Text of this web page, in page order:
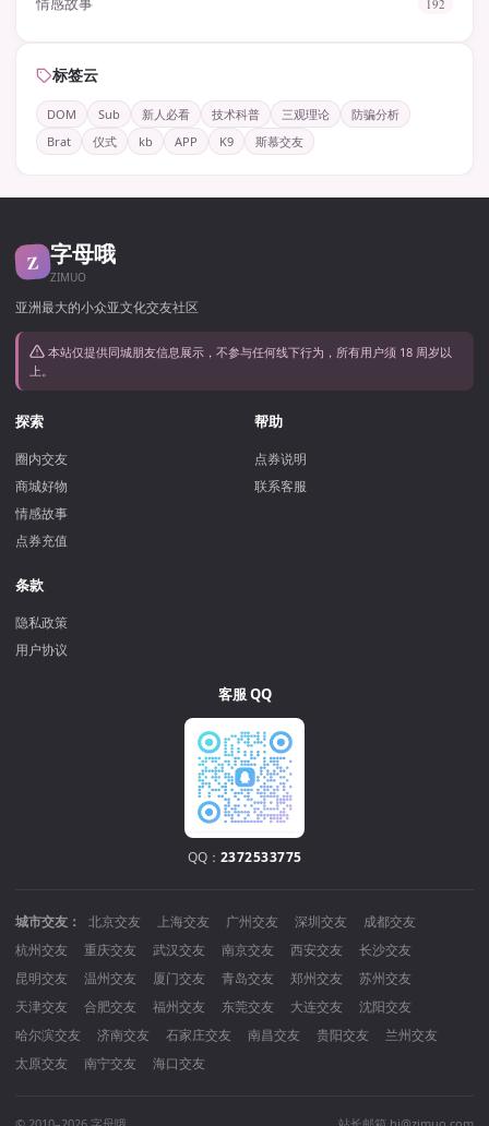
192
标签云
DOM Sub 新人必看 技术科普 三观理论
防骗分析
Brat
仪式 kb APP K9 斯慕交友
Z 字母哦
ZIMUO
亚洲最大的小众亚文化交友社区
本站仅提供同城朋友信息展示，不参与任何线下行为，所有用户须 18 周岁以
上。
探索
圈内交友
商城好物
情感故事
点券充值
帮助
点券说明
联系客服
条款
隐私政策
用户协议
客服 QQ
QQ： 2372533775
城市交友： 北京交友 上海交友 广州交友 深圳交友
成都交友
杭州交友
重庆交友 武汉交友 南京交友 西安交友
长沙交友
昆明交友
温州交友 厦门交友 青岛交友 郑州交友
苏州交友
天津交友
合肥交友 福州交友 东莞交友 大连交友
沈阳交友
哈尔滨交友
济南交友 石家庄交友 南昌交友 贵阳交友
兰州交友
太原交友
南宁交友 海口交友